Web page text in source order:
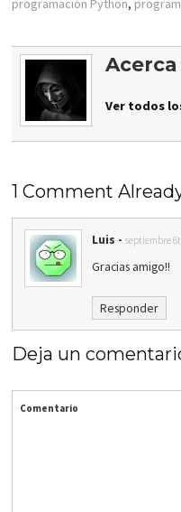
programación Python,
Acerca
Ver todos
1 Comment
Luis - septiembre
Gracias amigo!!
Responder
Deja un
Comentario